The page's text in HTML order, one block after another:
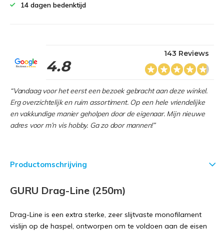
14 dagen bedenktijd
4.8
143 Reviews
“Vandaag voor het eerst een bezoek gebracht aan deze winkel.
Erg overzichtelijk en ruim assortiment. Op een hele vriendelijke
en vakkundige manier geholpen door de eigenaar. Mijn nieuwe
adres voor m’n vis hobby. Ga zo door mannen!”
Productomschrijving
GURU Drag-Line (250m)
Drag-Line is een extra sterke, zeer slijtvaste monofilament
vislijn op de haspel, ontworpen om te voldoen aan de eisen